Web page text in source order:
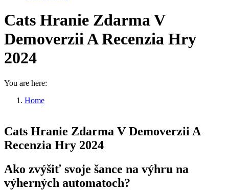
Cats Hranie Zdarma V
Demoverzii A Recenzia Hry
2024
You are here:
Home
Cats Hranie Zdarma V Demoverzii A
Recenzia Hry 2024
Ako zvýšiť svoje šance na výhru na
výherných automatoch?